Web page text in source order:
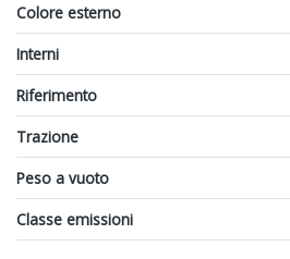
Colore esterno
Interni
Riferimento
Trazione
Peso a vuoto
Classe emissioni